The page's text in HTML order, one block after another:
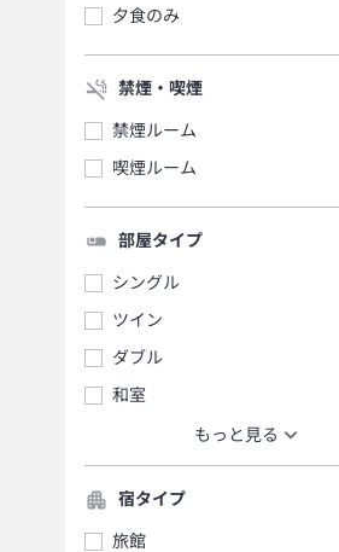
夕食のみ
禁煙・喫煙
禁煙ルーム
喫煙ルーム
部屋タイプ
シングル
ツイン
ダブル
和室
もっと見る
宿タイプ
旅館